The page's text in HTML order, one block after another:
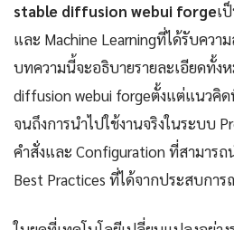
stable diffusion webui forgeเ
และ Machine Learningที่ได้รับควา
บทความนี้จะอธิบายรายละเอียดทั้ง
diffusion webui forgeตั้งแต่แนวคิ
จนถึงการนำไปใช้งานจริงในระบบ
คำสั่งและ Configuration ที่สามารถ
Best Practices ที่ได้จากประสบการ